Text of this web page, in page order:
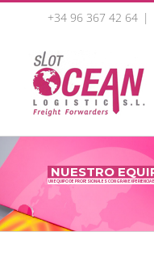
content
+34 96 367 42 64 |